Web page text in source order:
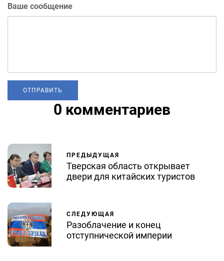
Ваше сообщение
0 комментариев
ПРЕДЫДУЩАЯ
Тверская область открывает
двери для китайских туристов
СЛЕДУЮЩАЯ
Разоблачение и конец
отступнической империи